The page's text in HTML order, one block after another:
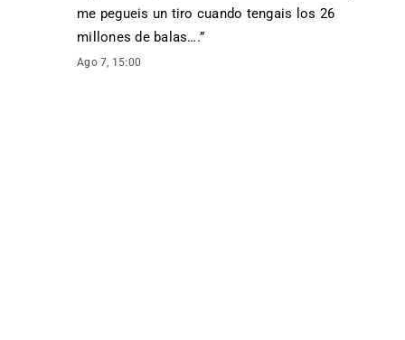
me pegueis un tiro cuando tengais los 26
millones de balas….”
Ago 7, 15:00